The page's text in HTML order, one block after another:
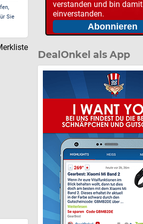
Sie
verstanden und bin damit
einverstanden.
DealOnkel als App